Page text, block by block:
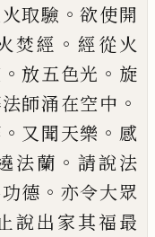
取驗 。欲使開
焚經 。 經從火
。放五色光 。 旋
師涌在空中 。
。 又聞天樂 。 感
法蘭 。 請說法
德 。 亦令大眾
止說出家其福最